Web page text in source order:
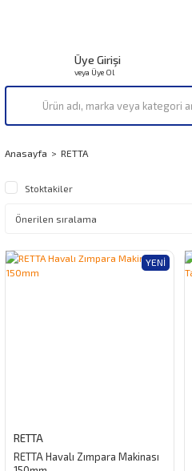
Üye Girişi
veya Üye Ol
Anasayfa RETTA
Stoktakiler
YENI
RETTA
RETTA Havalı Zımpara Makinası